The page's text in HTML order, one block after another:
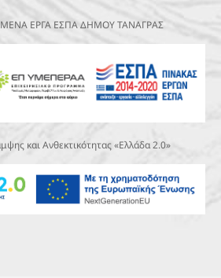
ΕΡΓΑ ΕΣΠΑ ΔΗΜΟΥ ΤΑΝΑΓΡΑΣ
και Ανθεκτικότητας «Ελλάδα 2.0»